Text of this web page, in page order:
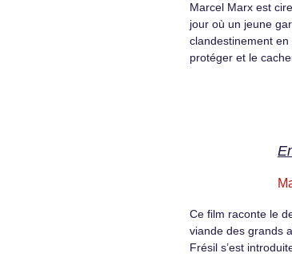
Marcel Marx est
jour où un jeune
clandestinement
protéger et le
Ce film raconte le
viande des grands
Frésil s’est